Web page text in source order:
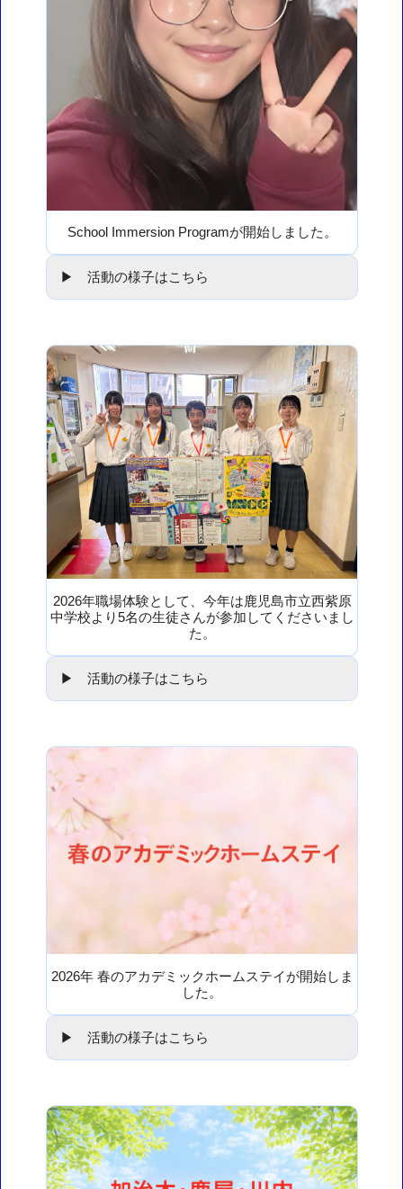
School Immersion Programが開始しました。
▶ 活動の様子はこちら
2026年職場体験として、今年は鹿児島市立西紫原
中学校より5名の生徒さんが参加してくださいまし
た。
▶ 活動の様子はこちら
2026年 春のアカデミックホームステイが開始しま
した。
▶ 活動の様子はこちら